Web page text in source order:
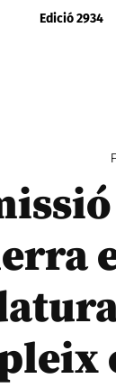
Edició 2934